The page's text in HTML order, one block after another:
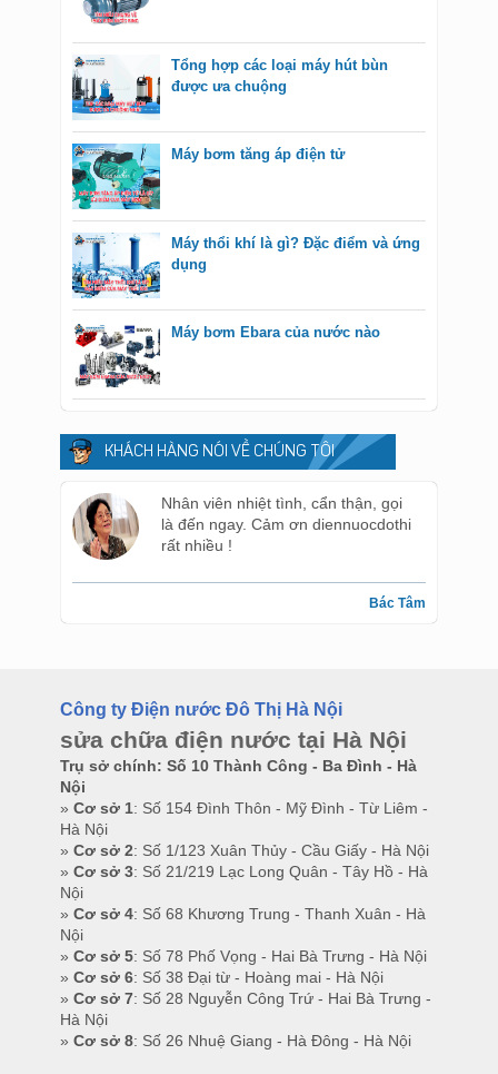
Tổng hợp các loại máy hút bùn
được ưa chuộng
Máy bơm tăng áp điện tử
Máy thổi khí là gì? Đặc điểm và ứng
dụng
Máy bơm Ebara của nước nào
KHÁCH HÀNG NÓI VỀ CHÚNG TÔI
Nhân viên nhiệt tình, cẩn thận, gọi
là đến ngay. Cảm ơn diennuocdothi
rất nhiều !
Bác Tâm
Công ty Điện nước Đô Thị Hà Nội
sửa chữa điện nước tại Hà Nội
Trụ sở chính: Số 10 Thành Công - Ba Đình - Hà
Nội
» Cơ sở 1: Số 154 Đình Thôn - Mỹ Đình - Từ Liêm -
Hà Nội
» Cơ sở 2: Số 1/123 Xuân Thủy - Cầu Giấy - Hà Nội
» Cơ sở 3: Số 21/219 Lạc Long Quân - Tây Hồ - Hà
Nội
» Cơ sở 4: Số 68 Khương Trung - Thanh Xuân - Hà
Nội
» Cơ sở 5: Số 78 Phố Vọng - Hai Bà Trưng - Hà Nội
» Cơ sở 6: Số 38 Đại từ - Hoàng mai - Hà Nội
» Cơ sở 7: Số 28 Nguyễn Công Trứ - Hai Bà Trưng -
Hà Nội
» Cơ sở 8: Số 26 Nhuệ Giang - Hà Đông - Hà Nội